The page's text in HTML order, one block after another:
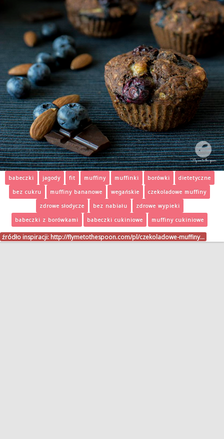
babeczki jagody fit muffiny muffinki borówki
dietetyczne
bez cukru
muffiny bananowe wegańskie
czekoladowe muffiny
zdrowe słodycze
bez nabiału
zdrowe wypieki
babeczki z borówkami
babeczki cukiniowe muffiny cukiniowe
źródło inspiracji: http://flymetothespoon.com/pl/czekoladowe-muffiny…